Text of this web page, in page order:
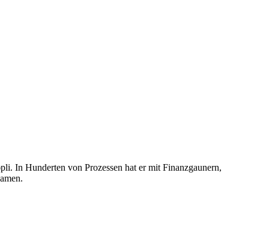
In Hunderten von Prozessen hat er mit Finanzgaunern,